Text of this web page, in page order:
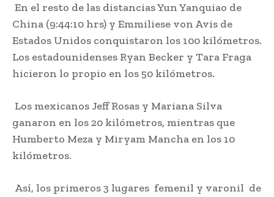
En el resto de las distancias Yun Yanquiao de
China (9:44:10 hrs) y Emmiliese von Avis de
Estados Unidos conquistaron los 100 kilómetros.
Los estadounidenses Ryan Becker y Tara Fraga
hicieron lo propio en los 50 kilómetros.
Los mexicanos Jeff Rosas y Mariana Silva
ganaron en los 20 kilómetros, mientras que
Humberto Meza y Miryam Mancha en los 10
kilómetros.
Así, los primeros 3 lugares femenil y varonil de